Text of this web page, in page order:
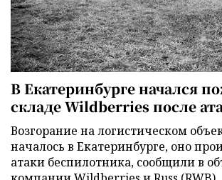
В Екатеринбурге начался
складе Wildberries после
Возгорание на логистическом
началось в Екатеринбурге, оно
атаки беспилотника, сообщили в